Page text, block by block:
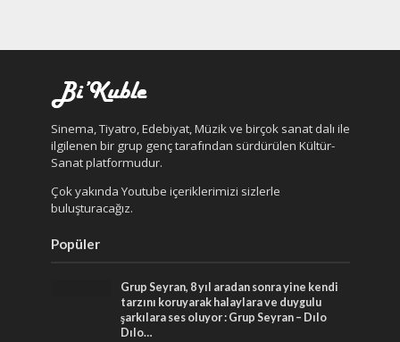
Sinema, Tiyatro, Edebiyat, Müzik ve birçok sanat dalı ile
ilgilenen bir grup genç tarafından sürdürülen Kültür-
Sanat platformudur.
Çok yakında Youtube içeriklerimizi sizlerle
buluşturacağız.
Popüler
Grup Seyran, 8 yıl aradan sonra yine kendi
tarzını koruyarak halaylara ve duygulu
şarkılara ses oluyor : Grup Seyran – Dılo
Dılo…